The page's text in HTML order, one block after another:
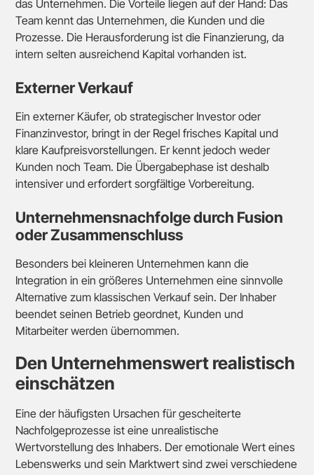
das Unternehmen. Die Vorteile liegen auf der Hand: Das
Team kennt das Unternehmen, die Kunden und die
Prozesse. Die Herausforderung ist die Finanzierung, da
intern selten ausreichend Kapital vorhanden ist.
Externer Verkauf
Ein externer Käufer, ob strategischer Investor oder
Finanzinvestor, bringt in der Regel frisches Kapital und
klare Kaufpreisvorstellungen. Er kennt jedoch weder
Kunden noch Team. Die Übergabephase ist deshalb
intensiver und erfordert sorgfältige Vorbereitung.
Unternehmensnachfolge durch Fusion
oder Zusammenschluss
Besonders bei kleineren Unternehmen kann die
Integration in ein größeres Unternehmen eine sinnvolle
Alternative zum klassischen Verkauf sein. Der Inhaber
beendet seinen Betrieb geordnet, Kunden und
Mitarbeiter werden übernommen.
Den Unternehmenswert realistisch
einschätzen
Eine der häufigsten Ursachen für gescheiterte
Nachfolgeprozesse ist eine unrealistische
Wertvorstellung des Inhabers. Der emotionale Wert eines
Lebenswerks und sein Marktwert sind zwei verschiedene